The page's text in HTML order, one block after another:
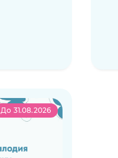
До 31.08.2026